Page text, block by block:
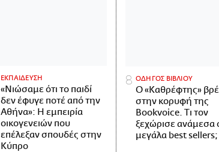
ΕΚΠΑΙΔΕΥΣΗ
«Νιώσαμε ότι το παιδί
δεν έφυγε ποτέ από την
Αθήνα»: Η εμπειρία
οικογενειών που
επέλεξαν σπουδές στην
Κύπρο
ΟΔΗΓΟΣ ΒΙΒΛΙΟΥ
Ο «Καθρέφτης»
στην κορυφή της
Bookvoice. Τι τον
ξεχώρισε ανάμεσα
μεγάλα best sellers;